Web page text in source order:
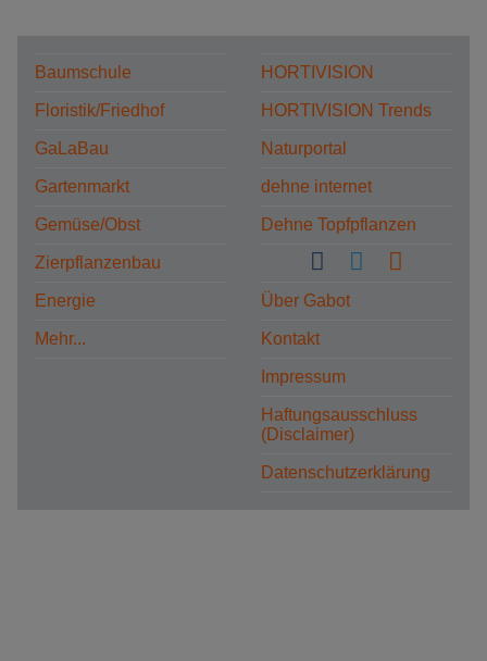
Baumschule
Floristik/Friedhof
GaLaBau
Gartenmarkt
Gemüse/Obst
Zierpflanzenbau
Energie
Mehr...
HORTIVISION
HORTIVISION Trends
Naturportal
dehne internet
Dehne Topfpflanzen
Über Gabot
Kontakt
Impressum
Haftungsausschluss
(Disclaimer)
Datenschutzerklärung